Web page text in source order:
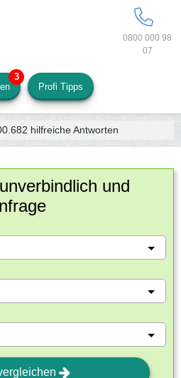
0800 000 98
07
Profi Tipps
hilfreiche Antworten
und